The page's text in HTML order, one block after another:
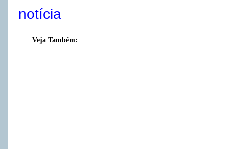
notícia
Veja Também: